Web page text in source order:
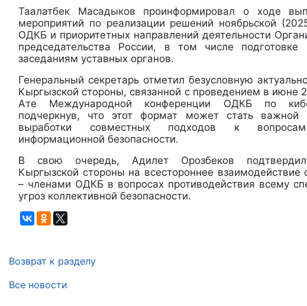
Таалатбек Масадыков проинформировал о ходе
мероприятий по реализации решений ноябрьской
ОДКБ и приоритетных направлений деятельности
председательства России, в том числе
заседаниям уставных органов.
Генеральный секретарь отметил безусловную
Кыргызской стороны, связанной с проведением в июне
Ате Международной конференции ОДКБ по
подчеркнув, что этот формат может стать важной
выработки совместных подходов к вопросам
информационной безопасности.
В свою очередь, Адилет Орозбеков подтвердил
Кыргызской стороны на всестороннее взаимодействие
– членами ОДКБ в вопросах противодействия всему
угроз коллективной безопасности.
Возврат к разделу
Все новости